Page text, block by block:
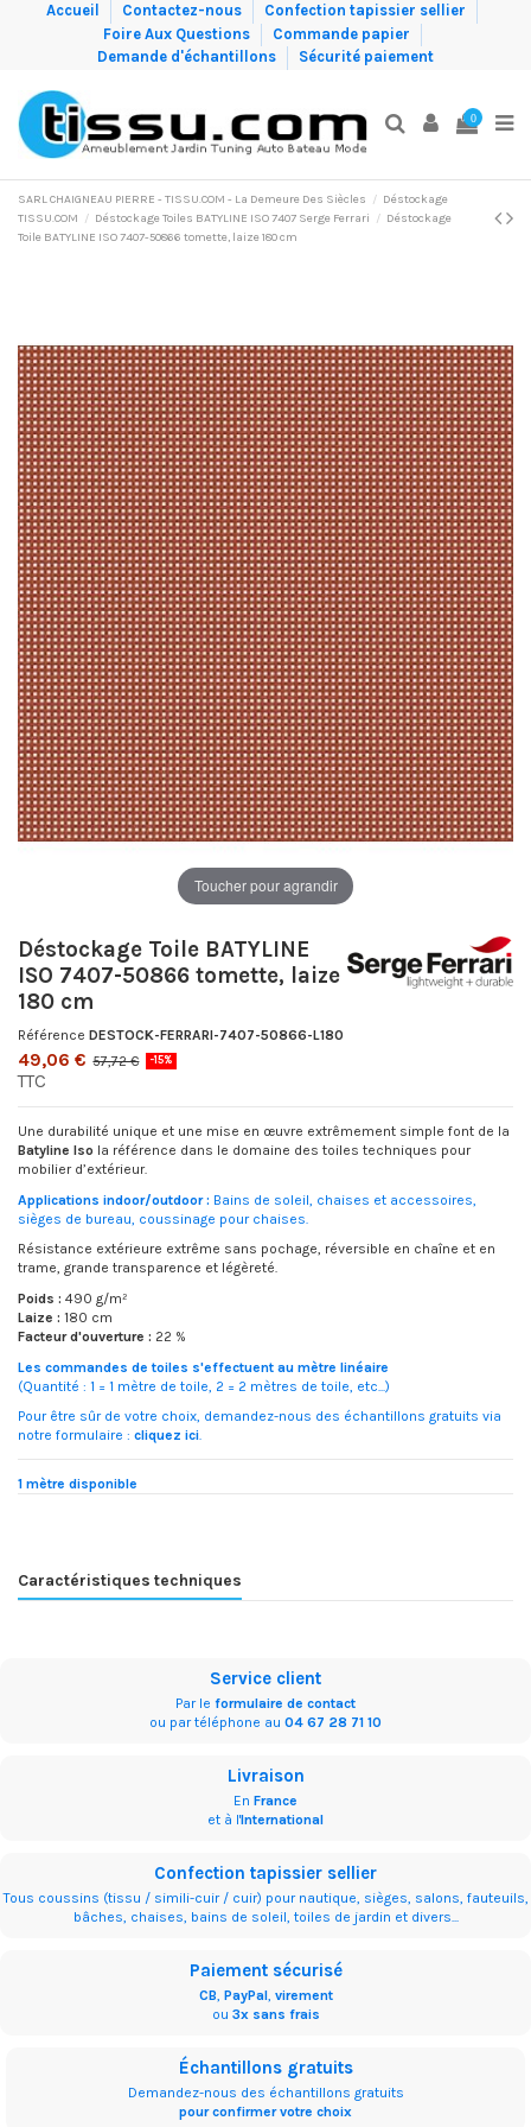
Accueil Contactez-nous
Confection tapissier sellier
Foire Aux Questions
Commande papier
Demande d'échantillons
Sécurité paiement
0
SARL CHAIGNEAU PIERRE - TISSU.COM - La Demeure Des Siècles
Déstockage
TISSU.COM
Déstockage Toiles BATYLINE ISO 7407 Serge Ferrari
Déstockage
Toile BATYLINE ISO 7407-50866 tomette, laize 180 cm
Toucher pour agrandir
Déstockage Toile BATYLINE
ISO 7407-50866 tomette, laize
180 cm
Référence DESTOCK-FERRARI-7407-50866-L180
49,06 € 57,72 € -15%
TTC
Une durabilité unique et une mise en œuvre extrêmement simple font de la
Batyline Iso la référence dans le domaine des toiles techniques pour
mobilier d’extérieur.
Applications indoor/outdoor : Bains de soleil, chaises et accessoires,
sièges de bureau, coussinage pour chaises.
Résistance extérieure extrême sans pochage, réversible en chaîne et en
trame, grande transparence et légèreté.
Poids : 490 g/m²
Laize : 180 cm
Facteur d'ouverture : 22 %
Les commandes de toiles s'effectuent au mètre linéaire
(Quantité : 1 = 1 mètre de toile, 2 = 2 mètres de toile, etc...)
Pour être sûr de votre choix, demandez-nous des échantillons gratuits via
notre formulaire : cliquez ici.
1 mètre disponible
Caractéristiques techniques
Service client
Par le formulaire de contact
ou par téléphone au 04 67 28 71 10
Livraison
En France
et à l'International
Confection tapissier sellier
Tous coussins (tissu / simili-cuir / cuir) pour nautique, sièges, salons, fauteuils,
bâches, chaises, bains de soleil, toiles de jardin et divers...
Paiement sécurisé
CB, PayPal, virement
ou 3x sans frais
Échantillons gratuits
Demandez-nous des échantillons gratuits
pour confirmer votre choix